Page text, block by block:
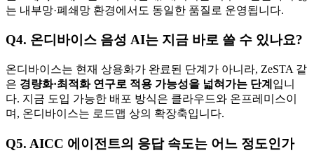
는 내부망·폐쇄망 환경에서도 동일한 품질로 운영됩니다.
Q4. 온디바이스 음성 AI는 지금 바로 쓸 수 있나요?
온디바이스는 현재 상용화가 완료된 단계가 아니라, ZeSTA 같
은 경량화·최적화 연구로 적용 가능성을 넓혀가는 단계 입니
다. 지금 도입 가능한 배포 방식은 클라우드와 온프레미스이
며, 온디바이스는 로드맵 상의 확장축입니다.
Q5. AICC 에이전트의 응답 속도는 어느 정도인가